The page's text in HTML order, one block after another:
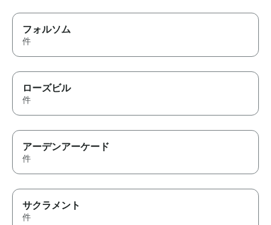
フォルソム
件
ローズビル
件
アーデンアーケード
件
サクラメント
件